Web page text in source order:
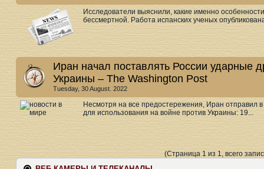
Исследователи выяснили, какие именно
бессмертной. Работа испанских ученых
Иран начал поставлять России ударные
Украины – The Washington Post
Tuesday, 30 August. 2022
Несмотря на все предостережения, Иран отправил
для использования на войне против Украины: 19...
(Страница 1 из 1, всего